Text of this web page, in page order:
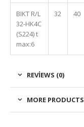
BIKT R/L
32-HK4C
(S224) t
max:6
32 40
REVIEWS (0)
MORE PRODUCTS